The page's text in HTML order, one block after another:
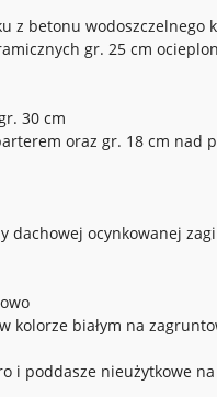
z betonu wodoszczelnego
gr. 25 cm
30 cm
oraz gr. 18 cm nad
dachowej ocynkowanej
kolorze białym na
i poddasze nieużytkowe